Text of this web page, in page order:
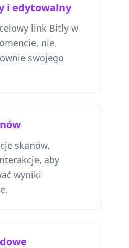
i edytowalny
link Bitly w
nie
swojego
skanów,
aby
wyniki